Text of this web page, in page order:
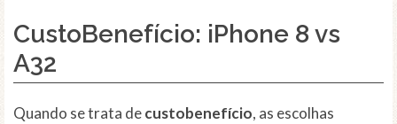
CustoBenefício: iPhone 8 vs
A32
Quando se trata decustobenefício, as escolhas